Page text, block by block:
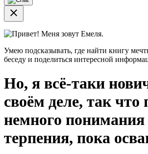
close
Привет! Меня зовут Емеля.
Умею подсказывать, где найти книгу
беседу и поделиться интересной
Но, я всё-таки
своём деле, так
немного понимания
терпения, пока